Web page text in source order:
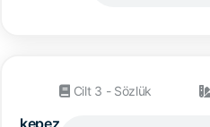
Cilt 3 - Sözlük